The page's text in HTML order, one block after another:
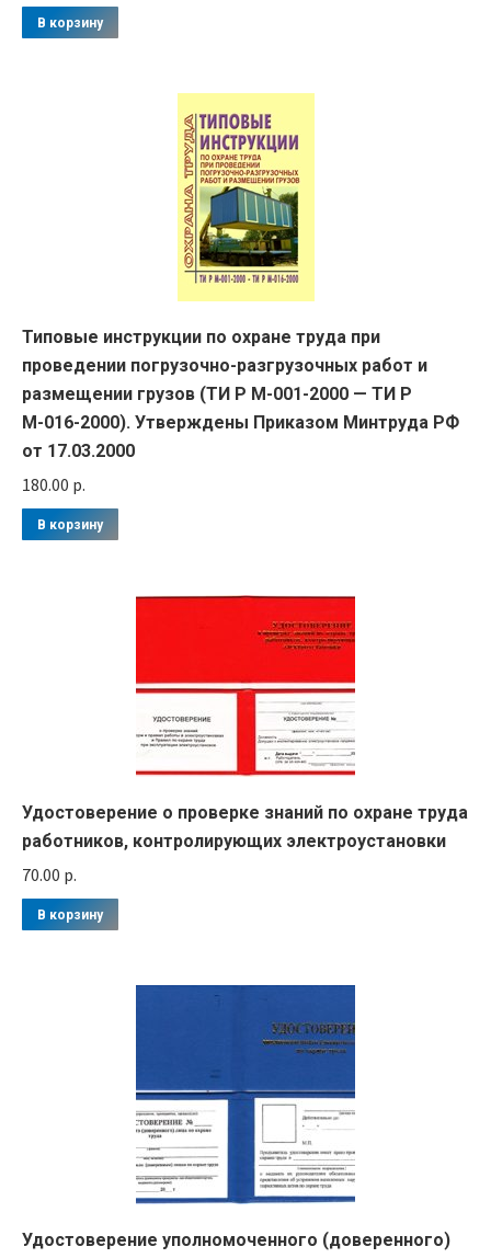
В корзину
Типовые инструкции по охране труда при
проведении погрузочно-разгрузочных работ и
размещении грузов (ТИ Р М-001-2000 — ТИ Р
М-016-2000). Утверждены Приказом Минтруда РФ
от 17.03.2000
180.00 р.
В корзину
Удостоверение о проверке знаний по охране труда
работников, контролирующих электроустановки
70.00 р.
В корзину
Удостоверение уполномоченного (доверенного)